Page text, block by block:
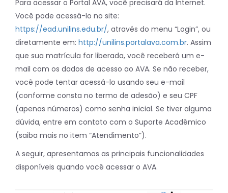
Para acessar o Portal AVA, você precisará da Internet.
Você pode acessá-lo no site:
https://ead.unilins.edu.br/, através do menu “Login”, ou
diretamente em: http://unilins.portalava.com.br. Assim
que sua matrícula for liberada, você receberá um e-
mail com os dados de acesso ao AVA. Se não receber,
você pode tentar acessá-lo usando seu e-mail
(conforme consta no termo de adesão) e seu CPF
(apenas números) como senha inicial. Se tiver alguma
dúvida, entre em contato com o Suporte Acadêmico
(saiba mais no item “Atendimento”).
A seguir, apresentamos as principais funcionalidades
disponíveis quando você acessar o AVA.